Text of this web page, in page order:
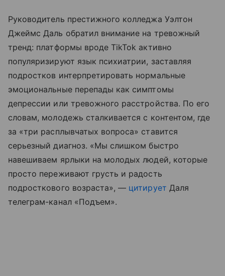
Руководитель престижного колледжа Уэлтон
Джеймс Даль обратил внимание на тревожный
тренд: платформы вроде TikTok активно
популяризируют язык психиатрии, заставляя
подростков интерпретировать нормальные
эмоциональные перепады как симптомы
депрессии или тревожного расстройства. По его
словам, молодежь сталкивается с контентом, где
за «три расплывчатых вопроса» ставится
серьезный диагноз. «Мы слишком быстро
навешиваем ярлыки на молодых людей, которые
просто переживают грусть и радость
подросткового возраста», — цитирует Даля
телеграм-канал «Подъем».